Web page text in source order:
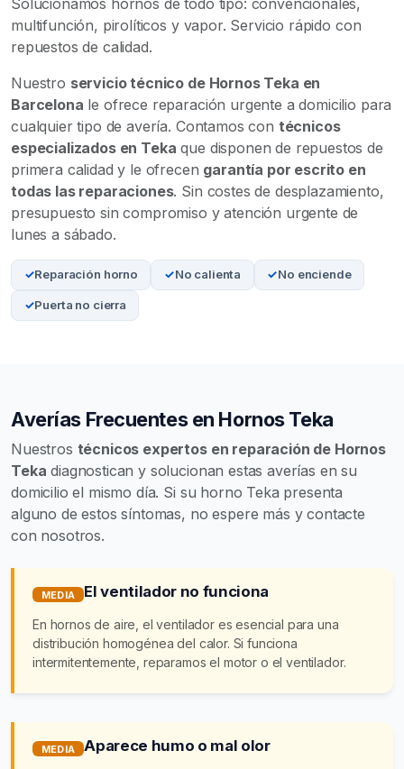
Solucionamos hornos de todo tipo: convencionales,
multifunción, pirolíticos y vapor. Servicio rápido con
repuestos de calidad.
Nuestro servicio técnico de Hornos Teka en
Barcelona le ofrece reparación urgente a domicilio para
cualquier tipo de avería. Contamos con técnicos
especializados en Teka que disponen de repuestos de
primera calidad y le ofrecen garantía por escrito en
todas las reparaciones. Sin costes de desplazamiento,
presupuesto sin compromiso y atención urgente de
lunes a sábado.
Reparación horno No calienta No enciende
Puerta no cierra
Averías Frecuentes en Hornos Teka
Nuestros técnicos expertos en reparación de Hornos
Teka diagnostican y solucionan estas averías en su
domicilio el mismo día. Si su horno Teka presenta
alguno de estos síntomas, no espere más y contacte
con nosotros.
MEDIA El ventilador no funciona
En hornos de aire, el ventilador es esencial para una
distribución homogénea del calor. Si funciona
intermitentemente, reparamos el motor o el ventilador.
MEDIA Aparece humo o mal olor